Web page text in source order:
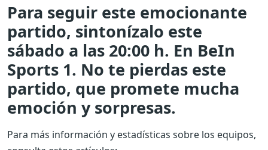
Para seguir este emocionante
partido, sintonízalo este
sábado a las 20:00 h. En BeIn
Sports 1. No te pierdas este
partido, que promete mucha
emoción y sorpresas.
Para más información y estadísticas sobre los equipos,